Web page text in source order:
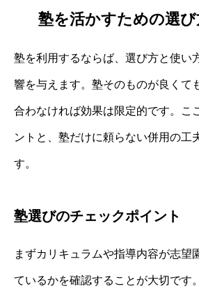
塾を活かすための選
塾を利用するならば、選び方と使い
響を与えます。塾そのものが良くて
合わなければ効果は限定的です。こ
ントと、塾だけに頼らない併用の工
す。
塾選びのチェックポイント
まずカリキュラムや指導内容が志望
ているかを確認することが大切です